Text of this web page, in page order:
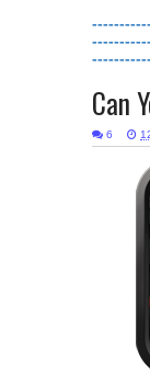
-----------
Can
6